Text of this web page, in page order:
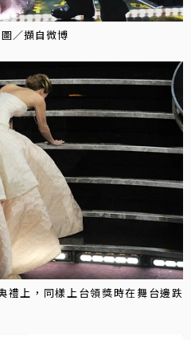
／擷自微博
禮上，同樣上台領獎時在舞台邊跌